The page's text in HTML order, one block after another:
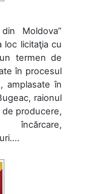
Moldova”
loc licitaţia cu
termen de
în procesul
amplasate în
raionul
de producere,